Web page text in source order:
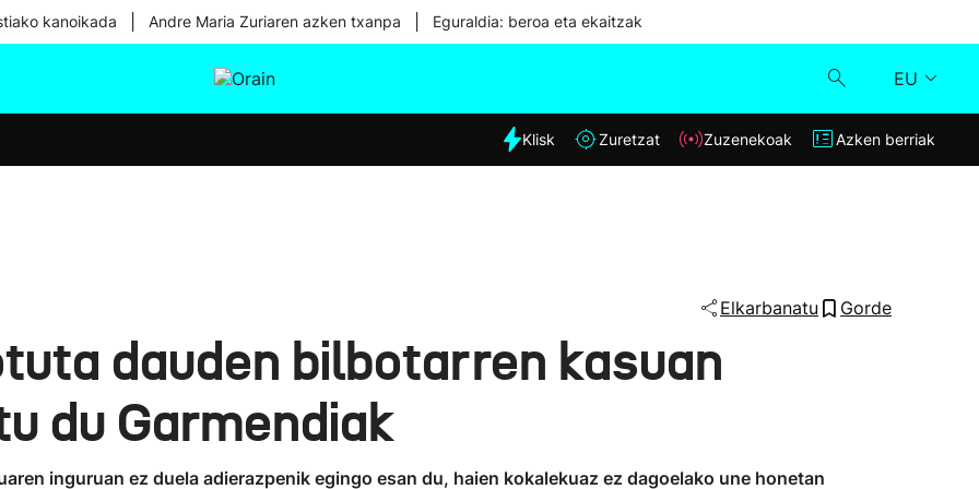
kanoikada Andre Maria Zuriaren azken txanpa Eguraldia: beroa eta ekaitzak
EU
Eguraldia
Klisk
Klisk Zuretzat Zuzenekoak Azken berriak
Elkarbanatu Gorde
dauden bilbotarren kasuan
du Garmendiak
inguruan ez duela adierazpenik egingo esan du, haien kokalekuaz ez dagoelako une honetan